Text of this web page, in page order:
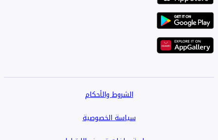
الشروط والأحكام
سياسة الخصوصية